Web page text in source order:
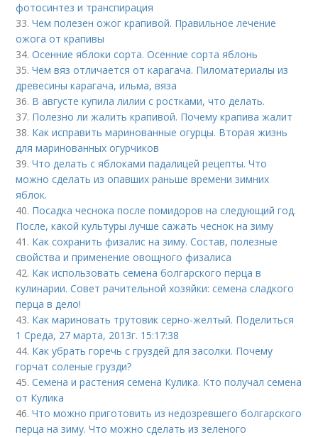
фотосинтез и транспирация
33.Чем полезен ожог крапивой. Правильное лечение
ожога от крапивы
34.Осенние яблоки сорта. Осенние сорта яблонь
35.Чем вяз отличается от карагача. Пиломатериалы из
древесины карагача, ильма, вяза
36. В августе купила лилии с ростками, что делать.
37. Полезно ли жалить крапивой. Почему крапива жалит
38. Как исправить маринованные огурцы. Вторая жизнь
для маринованных огурчиков
39.Что делать с яблоками падалицей рецепты. Что
можно сделать из опавших раньше времени зимних
яблок.
40. Посадка чеснока после помидоров на следующий год.
После, какой культуры лучше сажать чеснок на зиму
41. Как сохранить физалис на зиму. Состав, полезные
свойства и применение овощного физалиса
42. Как использовать семена болгарского перца в
кулинарии. Совет рачительной хозяйки: семена сладкого
перца в дело!
43. Как мариновать трутовик серно-желтый. Поделиться
1 Среда, 27 марта, 2013г. 15:17:38
44. Как убрать горечь с груздей для засолки. Почему
горчат соленые грузди?
45.Семена и растения семена Кулика. Кто получал семена
от Кулика
46.Что можно приготовить из недозревшего болгарского
перца на зиму. Что можно сделать из зеленого